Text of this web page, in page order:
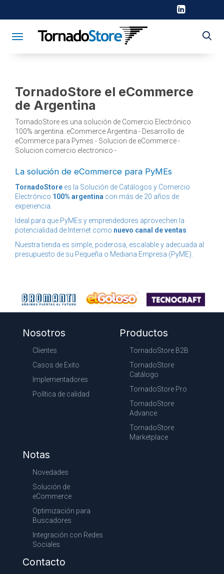
Toggle navigation
TornadoStore el eCommerce
de Argentina
TornadoStore es una solución de Comercio Electrónico
100% argentina. eCommerce Argentina - Desarrollo de
eCommerce para Pymes - Solucion de eCommerce -
Solucion comercio electronico -
La solución de eCommerce para PyMEs
TornadoStore es la Solución de Catálogos y Comercio
Electrónico 100% argentina con más de 20 años de
experiencia.
Ideal para que PyMEs y emprendedores aprovechen la
potencialidad de Internet como nuevo canal de ventas
Nuestra tienda es simple, poderosa, escalable y adecuada al
presupuesto de su Pequeña o Mediana Empresa (PyME).
Nosotros
Clientes
Casos de Exito
Implementadores
Política de calidad
Productos
TornadoStore B2B
TornadoStore
Catálogo
TornadoStore Pro
TornadoStore
Advance
TornadoStore
Marketplace
Notas
Novedades
Solución de
eCommerce
Optimización para
Buscadores
Integración con Redes
Sociales
Contacto